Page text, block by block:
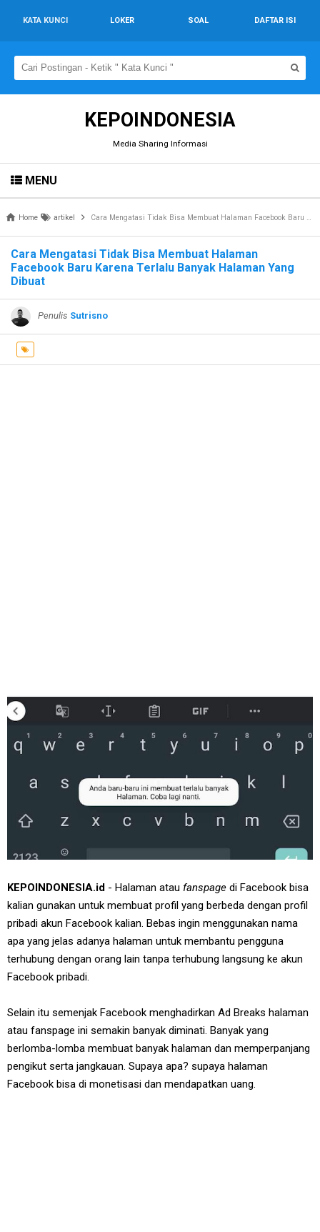
KATA KUNCI LOKER SOAL DAFTAR ISI
KEPOINDONESIA
Media Sharing Informasi
MENU
Home artikel Cara Mengatasi Tidak Bisa Membuat Halaman Facebook Baru Karena Terlalu Banyak Halaman Yang Dibuat
Cara Mengatasi Tidak Bisa Membuat Halaman
Facebook Baru Karena Terlalu Banyak Halaman Yang
Dibuat
Penulis Sutrisno
KEPOINDONESIA.id - Halaman atau fanspage di Facebook bisa
kalian gunakan untuk membuat profil yang berbeda dengan profil
pribadi akun Facebook kalian. Bebas ingin menggunakan nama
apa yang jelas adanya halaman untuk membantu pengguna
terhubung dengan orang lain tanpa terhubung langsung ke akun
Facebook pribadi.
Selain itu semenjak Facebook menghadirkan Ad Breaks halaman
atau fanspage ini semakin banyak diminati. Banyak yang
berlomba-lomba membuat banyak halaman dan memperpanjang
pengikut serta jangkauan. Supaya apa? supaya halaman
Facebook bisa di monetisasi dan mendapatkan uang.